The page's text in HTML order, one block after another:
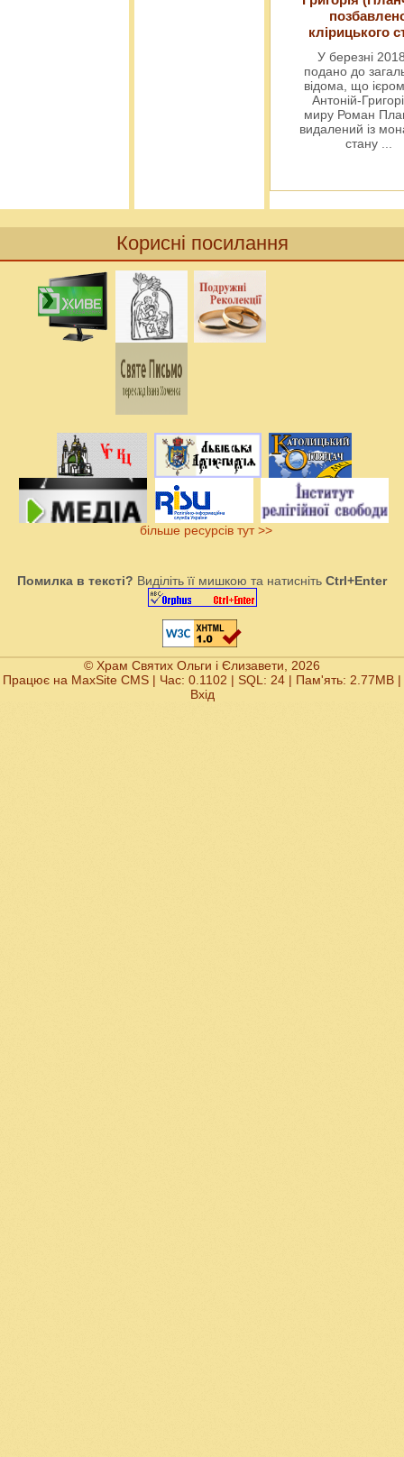
клірицького
У березні
подано до
відома, що
Антоній-
миру Роман
видалений із
стану ...
Корисні посилання
більше ресурсів тут >>
Помилка в тексті? Виділіть її мишкою та натисніть Ctrl+Enter
© Храм Святих Ольги і Єлизавети, 2026
Працює на MaxSite CMS | Час: 0.1102 | SQL: 24 | Пам'ять: 2.77MB |
Вхід